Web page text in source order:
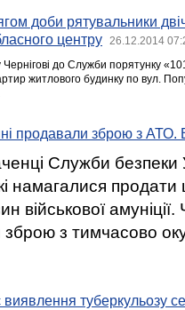
доби рятувальники
центру
26.12.2014
Чернігові до Служби порятунку
житлового будинку по вул.
продавали зброю з АТО.
Служби безпеки
намагалися
військової амуніції.
з тимчасово
туберкульозу